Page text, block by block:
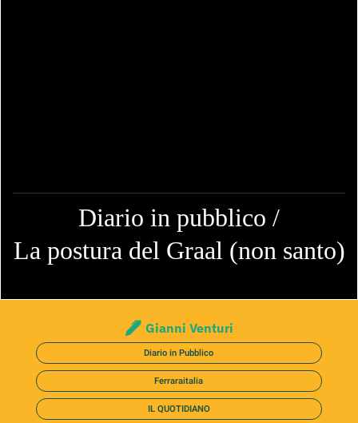
Diario in pubblico /
La postura del Graal (non santo)
Gianni Venturi
Diario in Pubblico
Ferraraitalia
IL QUOTIDIANO